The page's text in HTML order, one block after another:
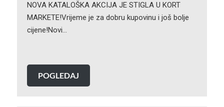
NOVA KATALOŠKA AKCIJA JE STIGLA U KORT
MARKETE!Vrijeme je za dobru kupovinu i još bolje
cijene!Novi…
POGLEDAJ